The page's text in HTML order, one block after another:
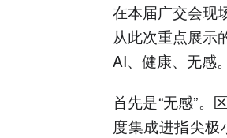
在本届广交会现
从此次重点展示
AI、健康、无感。
首先是“无感”。
度集成进指尖